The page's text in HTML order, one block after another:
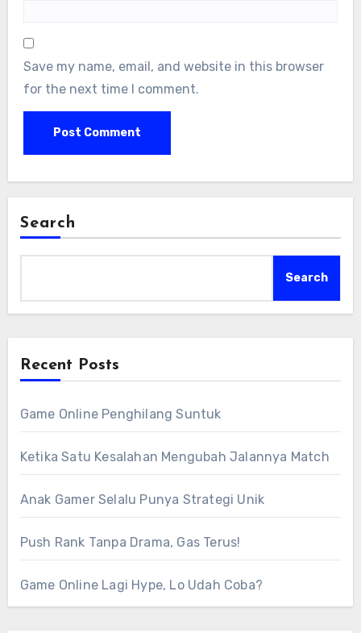
Save my name, email, and website in this browser
for the next time I comment.
Search
Search
Recent Posts
Game Online Penghilang Suntuk
Ketika Satu Kesalahan Mengubah Jalannya Match
Anak Gamer Selalu Punya Strategi Unik
Push Rank Tanpa Drama, Gas Terus!
Game Online Lagi Hype, Lo Udah Coba?